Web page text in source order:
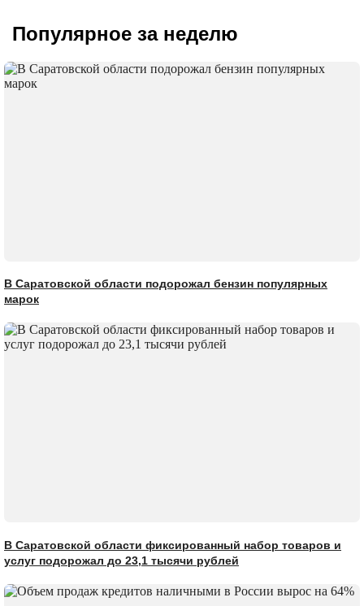
Популярное за неделю
В Саратовской области подорожал бензин популярных
марок
В Саратовской области фиксированный набор товаров и
услуг подорожал до 23,1 тысячи рублей